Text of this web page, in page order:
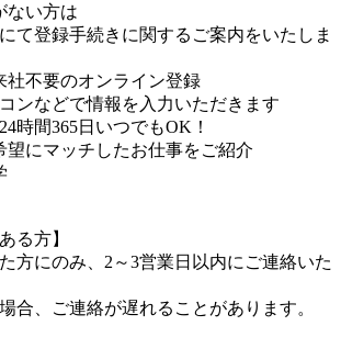
ない方は
て登録手続きに関するご案内をいたしま
社不要のオンライン登録
などで情報を入力いただきます
間365日いつでもOK！
望にマッチしたお仕事をご紹介
る方】
方にのみ、2～3営業日以内にご連絡いた
合、ご連絡が遅れることがあります。